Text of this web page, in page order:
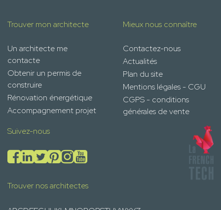
Trouver mon architecte
Un architecte me
contacte
Obtenir un permis de
construire
Rénovation énergétique
Accompagnement projet
Mieux nous connaître
Contactez-nous
Actualités
Plan du site
Mentions légales - CGU
CGPS - conditions
générales de vente
Suivez-nous
Trouver nos architectes